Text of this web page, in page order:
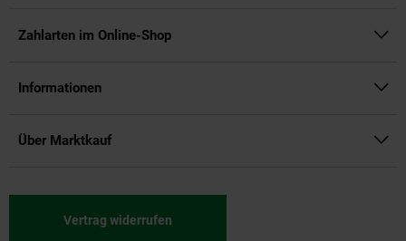
Zahlarten im Online-Shop
Informationen
Über Marktkauf
Vertrag widerrufen